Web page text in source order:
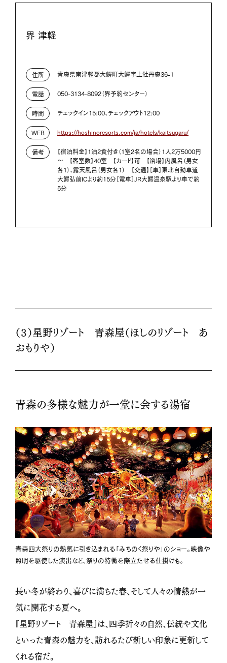
界 津軽
住所 青森県南津軽郡大鰐町大鰐字上牡丹森36-1
電話 050-3134-8092（界予約センター）
時間 チェックイン15:00、チェックアウト12:00
WEB https://hoshinoresorts.com/ja/hotels/kaitsugaru/
備考
【宿泊料金】1泊2食付き（1室2名の場合）1人2万5000円
～ 【客室数】40室 【カード】可 【浴場】内風呂（男女
各1）、露天風呂（男女各1） 【交通】［車］東北自動車道
大鰐弘前ICより約15分［電車］JR大鰐温泉駅より車で約
5分
（３）星野リゾート 青森屋（ほしのリゾート あ
おもりや）
青森の多様な魅力が一堂に会する湯宿
青森四大祭りの熱気に引き込まれる「みちのく祭りや」のショー。映像や
照明を駆使した演出など、祭りの特徴を際立たせる仕掛けも。
長い冬が終わり、喜びに満ちた春、そして人々の情熱が一
気に開花する夏へ。
『星野リゾート 青森屋』は、四季折々の自然、伝統や文化
といった青森の魅力を、訪れるたび新しい印象に更新して
くれる宿だ。